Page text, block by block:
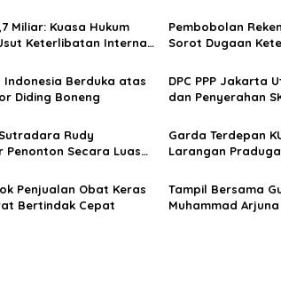
Miliar: Kuasa Hukum
Keterlibatan Internal
Pembobolan
Sorot Dugaan
Indonesia Berduka atas
Diding Boneng
DPC PPP Jakarta
dan Penyerahan
Rudy
Penonton Secara Luas
Garda Terdepan
Larangan
Penjualan Obat Keras
Bertindak Cepat
Tampil Bersama
Muhammad